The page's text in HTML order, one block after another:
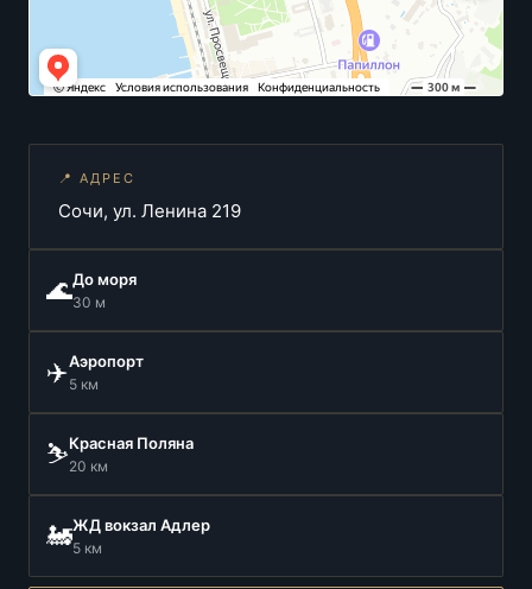
📍 АДРЕС
Сочи, ул. Ленина 219
🌊До моря
30 м
✈️Аэропорт
5 км
⛷️Красная Поляна
20 км
🚂ЖД вокзал Адлер
5 км